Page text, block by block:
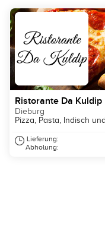
Ristorante Da Kuldip
Dieburg
Pizza, Pasta, Indisch
Lieferung:
Abholung: